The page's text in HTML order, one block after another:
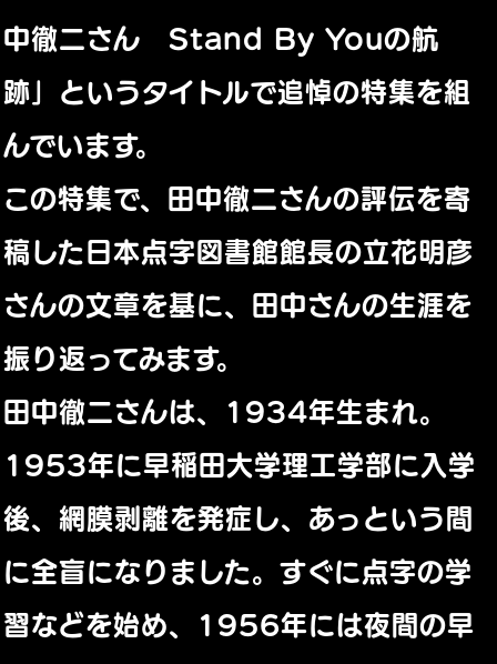
中徹二さん Stand By Youの航
跡」というタイトルで追悼の特集を組
んでいます。
この特集で、田中徹二さんの評伝を寄
稿した日本点字図書館館長の立花明彦
さんの文章を基に、田中さんの生涯を
振り返ってみます。
田中徹二さんは、1934年生まれ。
1953年に早稲田大学理工学部に入学
後、網膜剥離を発症し、あっという間
に全盲になりました。すぐに点字の学
習などを始め、1956年には夜間の早